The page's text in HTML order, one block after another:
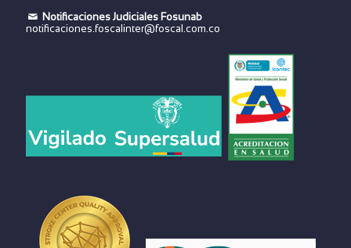
Notificaciones Judiciales Fosunab
notificaciones.foscalinter@foscal.com.co